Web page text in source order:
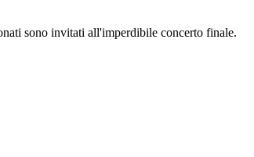
sono invitati all'imperdibile concerto finale.